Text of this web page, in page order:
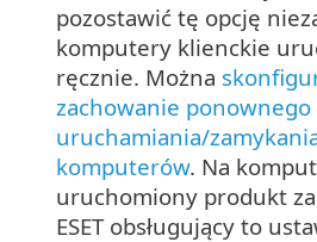
pozostawić tę opcję
komputery klienckie
ręcznie. Można
zachowanie ponownego
uruchamiania/
komputerów. Na
uruchomiony produkt
ESET obsługujący to